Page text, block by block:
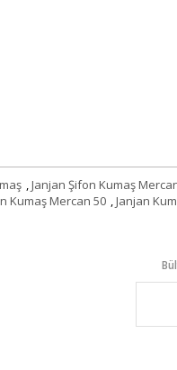
,Janjan Şifon Kumaş
Kumaş Mercan 50 ,Janjan